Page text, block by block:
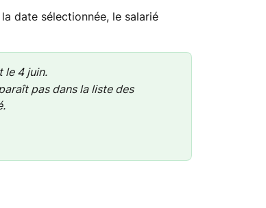
date sélectionnée, le salarié
le 4 juin.
pas dans la liste des